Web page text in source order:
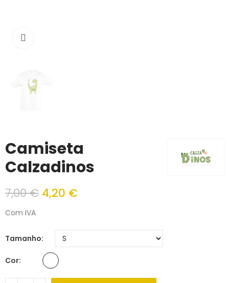
Camiseta
Calzadinos
7,00 € 4,20 €
Com IVA
Tamanho
Cor